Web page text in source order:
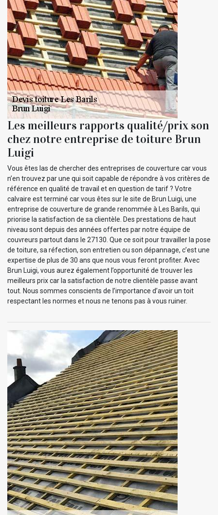
Les meilleurs rapports qualité/prix son
chez notre entreprise de toiture Brun
Luigi
Vous êtes las de chercher des entreprises de couverture car vous
n’en trouvez par une qui soit capable de répondre à vos critères de
référence en qualité de travail et en question de tarif ? Votre
calvaire est terminé car vous êtes sur le site de Brun Luigi, une
entreprise de couverture de grande renommée à Les Barils, qui
priorise la satisfaction de sa clientèle. Des prestations de haut
niveau sont depuis des années offertes par notre équipe de
couvreurs partout dans le 27130. Que ce soit pour travailler la pose
de toiture, sa réfection, son entretien ou son dépannage, c’est une
expertise de plus de 30 ans que nous vous feront profiter. Avec
Brun Luigi, vous aurez également l’opportunité de trouver les
meilleurs prix car la satisfaction de notre clientèle passe avant
tout. Nous sommes conscients de l’importance d’avoir un toit
respectant les normes et nous ne tenons pas à vous ruiner.